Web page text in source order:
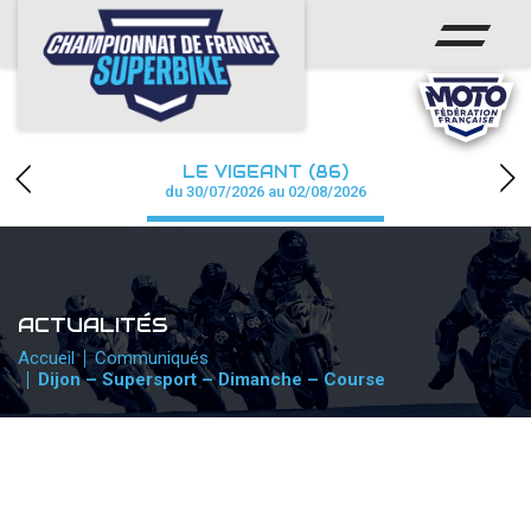
ACCUEIL
CHAMPIONNAT
CALENDRIER
PHOTOS / WEB TV
PARTENAIRES
PRESSE
LE VIGEANT (86)
du 30/07/2026 au 02/08/2026
ACTUALITÉS
Accueil
Communiqués
Dijon – Supersport – Dimanche – Course